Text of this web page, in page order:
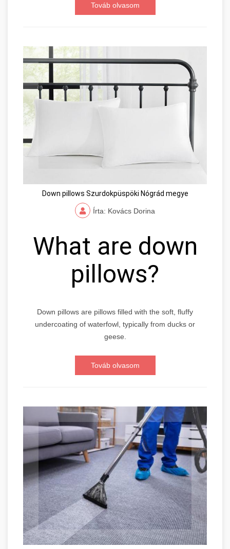
Továb olvasom
Down pillows Szurdokpüspöki Nógrád megye
Írta: Kovács Dorina
What are down
pillows?
Down pillows are pillows filled with the soft, fluffy
undercoating of waterfowl, typically from ducks or
geese.
Továb olvasom